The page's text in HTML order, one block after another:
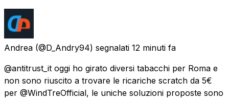
Andrea (@D_Andry94) segnalati 12 minuti fa
@antitrust_it oggi ho girato diversi tabacchi per Roma e
non sono riuscito a trovare le ricariche scratch da 5€
per @WindTreOfficial, le uniche soluzioni proposte sono